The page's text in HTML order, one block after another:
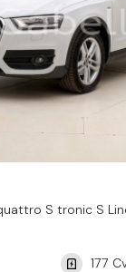
S tronic S
177